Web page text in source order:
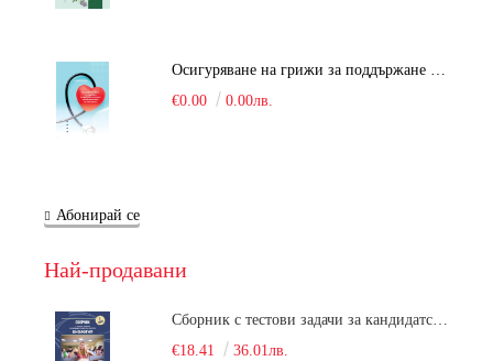
Осигуряване на грижи за поддържане на здравното състояние на уязвимите групи от населени
€0.00
0.00лв.
Абонирай се
Най-продавани
Сборник с тестови задачи за кандидатстудентски изпит по биология върху учебния материал за задължителна и профилирана подготовка, изучаван в средния курс на обучение. Част 1
€18.41
36.01лв.